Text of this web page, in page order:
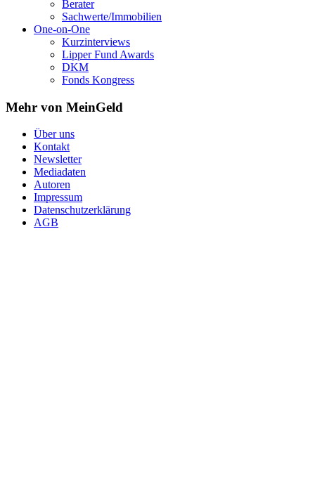
Berater
Sachwerte/Immobilien
One-on-One
Kurzinterviews
Lipper Fund Awards
DKM
Fonds Kongress
Mehr von MeinGeld
Über uns
Kontakt
Newsletter
Mediadaten
Autoren
Impressum
Datenschutzerklärung
AGB